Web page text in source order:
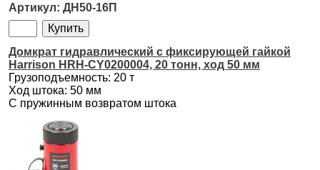
ДН50-16П
Домкрат гидравлический с фиксирующей гайкой
Harrison HRH-CY0200004, 20 тонн, ход 50 мм
Грузоподъемность: 20 т
Ход штока: 50 мм
С пружинным возвратом штока